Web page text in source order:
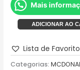
Mais
ADICIONAR AO
Lista de
Categorias: